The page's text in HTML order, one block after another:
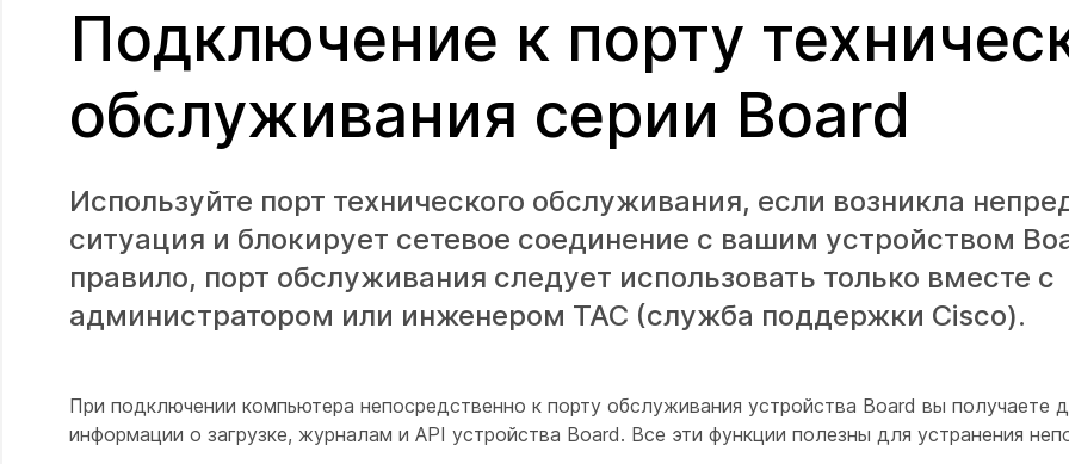
Подключение к порту
обслуживания серии Board
Используйте порт технического обслуживания, если возникла
ситуация и блокирует сетевое соединение с вашим устройством
правило, порт обслуживания следует использовать только вместе с
администратором или инженером TAC (служба поддержки Cisco).
При подключении компьютера непосредственно к порту обслуживания устройства Board вы получаете
информации о загрузке, журналам и API устройства Board. Все эти функции полезны для устранения